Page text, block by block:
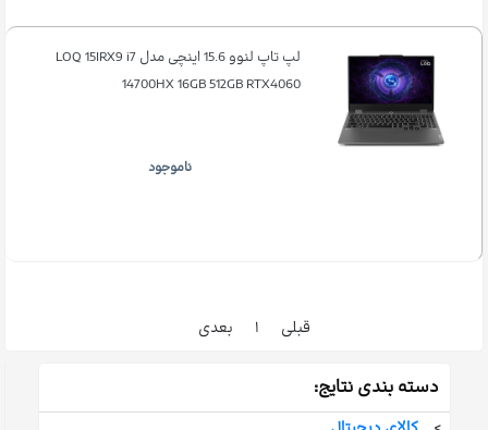
لپ تاپ لنوو 15.6 اینچی مدل LOQ 15IRX9 i7
14700HX 16GB 512GB RTX4060
ناموجود
قبلی ۱ بعدی
دسته بندی نتایج: